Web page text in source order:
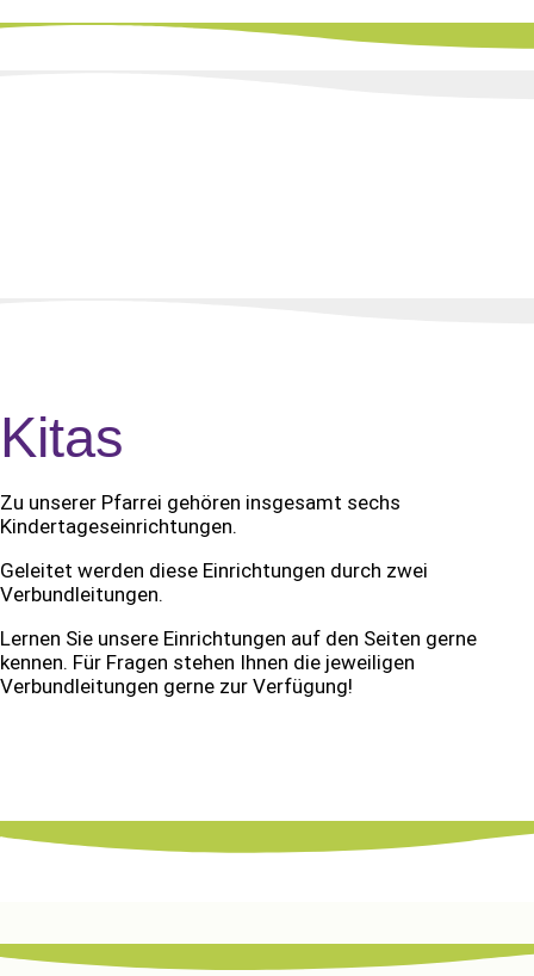
Kitas
Zu unserer Pfarrei gehören insgesamt sechs
Kindertageseinrichtungen.
Geleitet werden diese Einrichtungen durch zwei
Verbundleitungen.
Lernen Sie unsere Einrichtungen auf den Seiten gerne
kennen. Für Fragen stehen Ihnen die jeweiligen
Verbundleitungen gerne zur Verfügung!